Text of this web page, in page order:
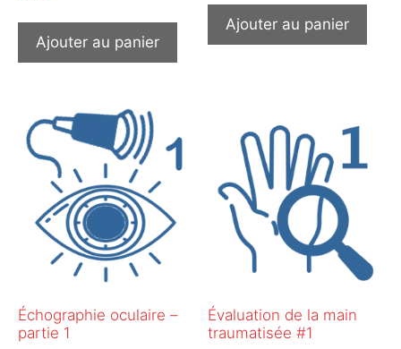
Ajouter au panier
Ajouter au panier
Échographie oculaire –
partie 1
Évaluation de la main
traumatisée #1